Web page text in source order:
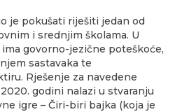
je pokušati riješiti jedan od
i srednjim školama. U
govorno-jezične poteškoće,
sastavaka te
Rješenje za navedene
godini nalazi u stvaranju
igre – Čiri-biri bajka (koja je